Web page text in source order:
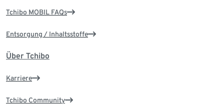
Tchibo MOBIL FAQs
Entsorgung / Inhaltsstoffe
Über Tchibo
Karriere
Tchibo Community